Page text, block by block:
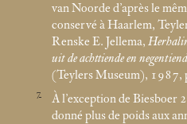
van Noorde d’après le
conservé à Haarlem,
Renske E. Jellema,
uit de achttiende en
(Teylers Museum), 1987,
7 À l’exception de Biesboer
donné plus de poids aux